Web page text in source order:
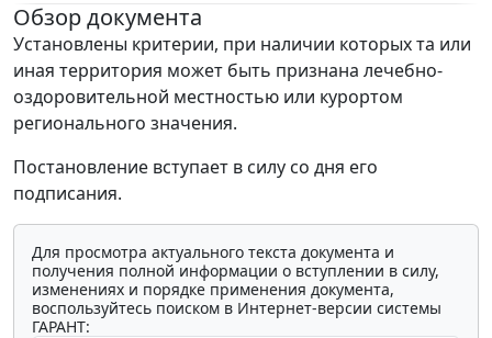
Обзор документа
Установлены критерии, при наличии которых та или
иная территория может быть признана лечебно-
оздоровительной местностью или курортом
регионального значения.
Постановление вступает в силу со дня его
подписания.
Для просмотра актуального текста документа и
получения полной информации о вступлении в силу,
изменениях и порядке применения документа,
воспользуйтесь поиском в Интернет-версии системы
ГАРАНТ: